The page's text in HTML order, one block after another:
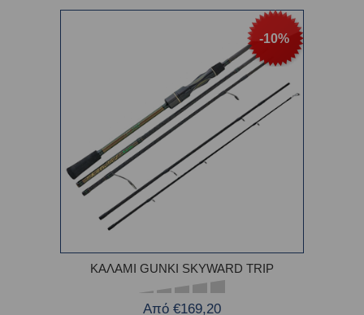
-10%
ΚΑΛΑΜΙ GUNKI SKYWARD TRIP
Από €169,20